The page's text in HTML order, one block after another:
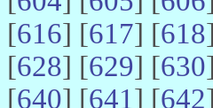
[616] [617] [618
[628] [629] [630
[640] [641] [642